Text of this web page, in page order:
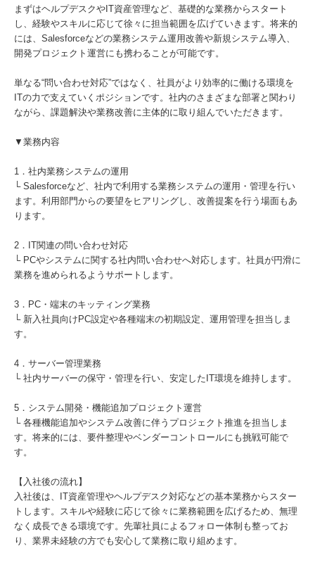
まずはヘルプデスクやIT資産管理など、基礎的な業務からスタート
し、経験やスキルに応じて徐々に担当範囲を広げていきます。将来的
には、Salesforceなどの業務システム運用改善や新規システム導入、
開発プロジェクト運営にも携わることが可能です。
単なる“問い合わせ対応”ではなく、社員がより効率的に働ける環境を
ITの力で支えていくポジションです。社内のさまざまな部署と関わり
ながら、課題解決や業務改善に主体的に取り組んでいただきます。
▼業務内容
1．社内業務システムの運用
└ Salesforceなど、社内で利用する業務システムの運用・管理を行い
ます。利用部門からの要望をヒアリングし、改善提案を行う場面もあ
ります。
2．IT関連の問い合わせ対応
└ PCやシステムに関する社内問い合わせへ対応します。社員が円滑に
業務を進められるようサポートします。
3．PC・端末のキッティング業務
└ 新入社員向けPC設定や各種端末の初期設定、運用管理を担当しま
す。
4．サーバー管理業務
└ 社内サーバーの保守・管理を行い、安定したIT環境を維持します。
5．システム開発・機能追加プロジェクト運営
└ 各種機能追加やシステム改善に伴うプロジェクト推進を担当しま
す。将来的には、要件整理やベンダーコントロールにも挑戦可能で
す。
【入社後の流れ】
入社後は、IT資産管理やヘルプデスク対応などの基本業務からスター
トします。スキルや経験に応じて徐々に業務範囲を広げるため、無理
なく成長できる環境です。先輩社員によるフォロー体制も整ってお
り、業界未経験の方でも安心して業務に取り組めます。